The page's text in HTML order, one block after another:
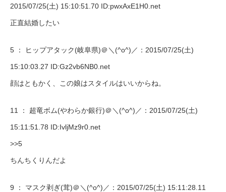
2015/07/25(土) 15:10:51.70 ID:pwxAxE1H0.net
正直結婚したい
5 ： ヒップアタック(岐阜県)＠＼(^o^)／ ：2015/07/25(土)
15:10:03.27 ID:Gz2vb6NB0.net
顔はともかく、この娘はスタイルはいいからね。
11 ： 超竜ボム(やわらか銀行)＠＼(^o^)／ ：2015/07/25(土)
15:11:51.78 ID:IvljMz9r0.net
>>5
ちんちくりんだよ
9 ： マスク剥ぎ(茸)＠＼(^o^)／ ：2015/07/25(土) 15:11:28.11